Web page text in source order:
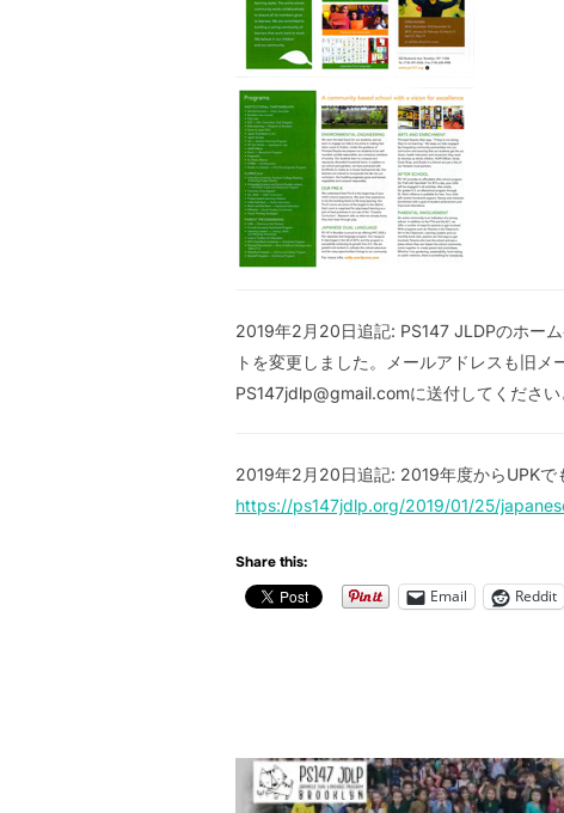
2019年2月20日追記: PS147 JLDPのホー
トを変更しました。メールアドレスも旧
PS147jdlp@gmail.comに送付してください
2019年2月20日追記: 2019年度からUPKで
https://ps147jdlp.org/2019/01/25/
Share this:
Email Reddit